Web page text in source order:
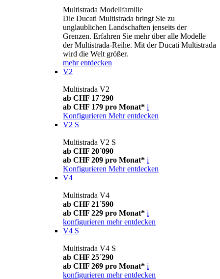
Multistrada Modellfamilie
Die Ducati Multistrada bringt Sie zu
unglaublichen Landschaften jenseits der
Grenzen. Erfahren Sie mehr über alle Modelle
der Multistrada-Reihe. Mit der Ducati Multistrada
wird die Welt größer.
mehr entdecken
V2
Multistrada V2
ab CHF 17´290
ab CHF 179 pro Monat* i
Konfigurieren Mehr entdecken
V2 S
Multistrada V2 S
ab CHF 20´090
ab CHF 209 pro Monat* i
Konfigurieren Mehr entdecken
V4
Multistrada V4
ab CHF 21´590
ab CHF 229 pro Monat* i
konfigurieren mehr entdecken
V4 S
Multistrada V4 S
ab CHF 25´290
ab CHF 269 pro Monat* i
konfigurieren mehr entdecken